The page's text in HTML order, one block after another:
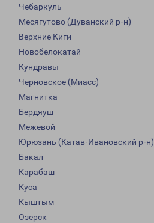
Чебаркуль
Месягутово (Дуванский р-н)
Верхние Киги
Новобелокатай
Кундравы
Черновское (Миасс)
Магнитка
Бердяуш
Межевой
Юрюзань (Катав-Ивановский р-н)
Бакал
Карабаш
Куса
Кыштым
Озерск